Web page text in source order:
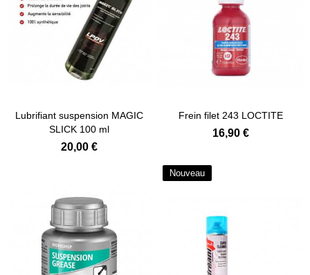
Lubrifiant suspension MAGIC
SLICK 100 ml
20,00 €
Frein filet 243 LOCTITE
16,90 €
Nouveau